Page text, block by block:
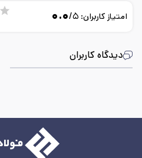
دیدگاه کاربران
امتیاز کاربران: ۰.۰/۵